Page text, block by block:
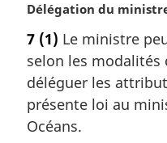
n
a
e
:
N
t
e
m
a
r
g
Délégation du
7 (1) Le ministre
selon les modalités
déléguer les
présente loi au
Océans.